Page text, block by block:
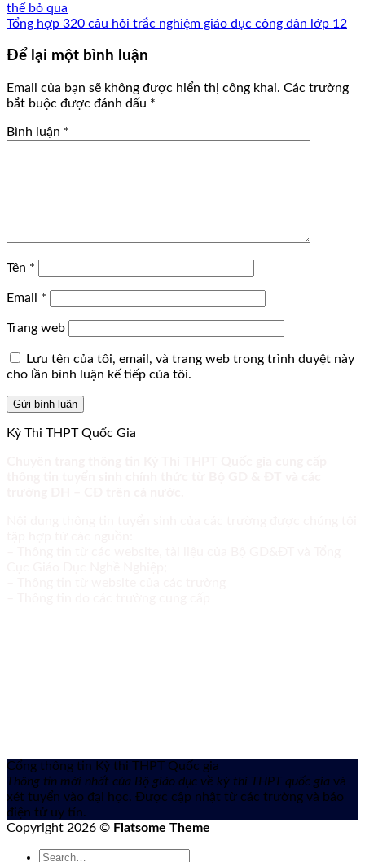
thể bỏ qua
Tổng hợp 320 câu hỏi trắc nghiệm giáo dục công dân lớp 12
Để lại một bình luận
Email của bạn sẽ không được hiển thị công khai. Các trường
bắt buộc được đánh dấu *
Bình luận *
Tên *
Email *
Trang web
Lưu tên của tôi, email, và trang web trong trình duyệt này
cho lần bình luận kế tiếp của tôi.
Kỳ Thi THPT Quốc Gia
Cổng thông tin Kỳ thi THPT Quốc gia
Thông tin mới nhất của Bộ giáo dục về kỳ thi THPT quốc gia và
xét tuyển vào đại học. Được cập nhật từ các trường và báo
điện tử uy tín.
Copyright 2026 © Flatsome Theme